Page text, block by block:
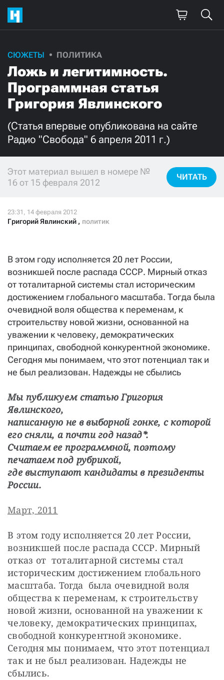
СЮЖЕТЫ ПОЛИТИКА
Ложь и легитимность.
Программная статья
Григория Явлинского
(Статья впервые опубликована на сайте
Радио "Свобода" 6 апреля 2011 г.)
Этот материал вышел в номере №
16 от 15 февраля 2012
ЧИТАТЬ
Григорий Явлинский , политик
В этом году исполняется 20 лет России,
возникшей после распада СССР. Мирный отказ
от тоталитарной системы стал историческим
достижением глобального масштаба. Тогда была
очевидной воля общества к переменам, к
строительству новой жизни, основанной на
уважении к человеку, демократических
принципах, свободной конкурентной экономике.
Сегодня мы понимаем, что этот потенциал так и
не был реализован. Надежды не сбылись
Мы публикуем статью Григория
Явлинского,
написанную не в выборной гонке, с которой
его сняли, а почти год назад*.
Считаем ее программной, поэтому
печатаем под рубрикой,
где выступают кандидаты в президенты
России.
Март, 2011
В этом году исполняется 20 лет России,
возникшей после распада СССР. Мирный
отказ от  тоталитарной системы стал
историческим достижением глобального
масштаба. Тогда  была очевидной воля
общества к переменам, к строительству
новой жизни, основанной на уважении к
человеку, демократических принципах,
свободной конкурентной экономике.
Сегодня мы понимаем, что этот потенциал
так и не был реализован. Надежды не
сбылись.
Поддержите
нашу работу!
Ежемесячно Разово
3000 1000
Нажимая кнопку «Стать соучастником»,
я принимаю условия
Если у вас есть вопросы, пишите donate@novayagazeta.ru
звоните: